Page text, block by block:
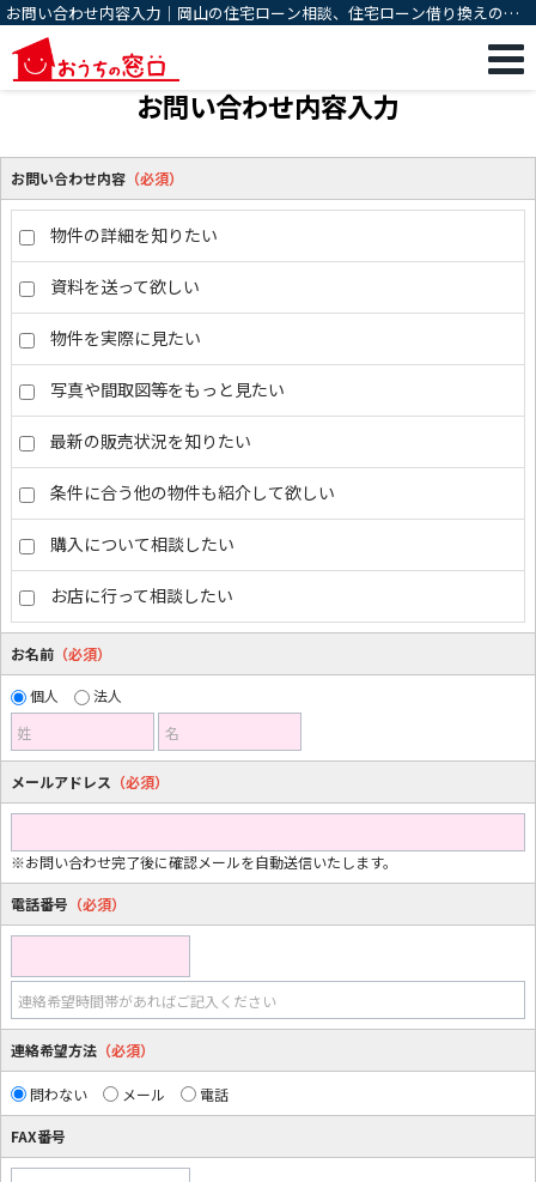
お問い合わせ内容入力｜岡山の住宅ローン相談、住宅ローン借り換えのこ
とならおうちの窓口
お問い合わせ内容入力
お問い合わせ内容 （必須）
物件の詳細を知りたい
資料を送って欲しい
物件を実際に見たい
写真や間取図等をもっと見たい
最新の販売状況を知りたい
条件に合う他の物件も紹介して欲しい
購入について相談したい
お店に行って相談したい
お名前 （必須）
個人
法人
姓
名
メールアドレス （必須）
※お問い合わせ完了後に確認メールを自動送信いたします。
電話番号 （必須）
連絡希望時間帯があればご記入ください
連絡希望方法 （必須）
問わない メール 電話
FAX番号